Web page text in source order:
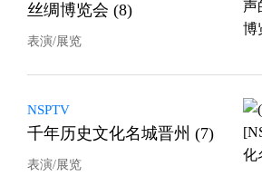
丝绸博览会 (8)
表演/展览
NSPTV
千年历史文化名城晋州 (7)
表演/展览